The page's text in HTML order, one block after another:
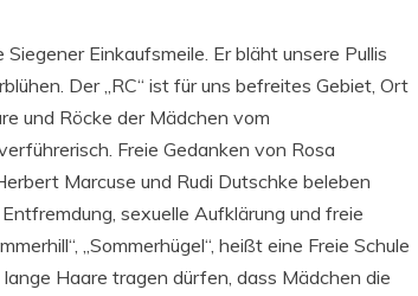
Einkaufsmeile. Er bläht unsere Pullis
Der „RC“ ist für uns befreites Gebiet, Ort
und Röcke der Mädchen vom
Freie Gedanken von Rosa
Marcuse und Rudi Dutschke beleben
sexuelle Aufklärung und freie
„Sommerhügel“, heißt eine Freie Schule
Haare tragen dürfen, dass Mädchen die